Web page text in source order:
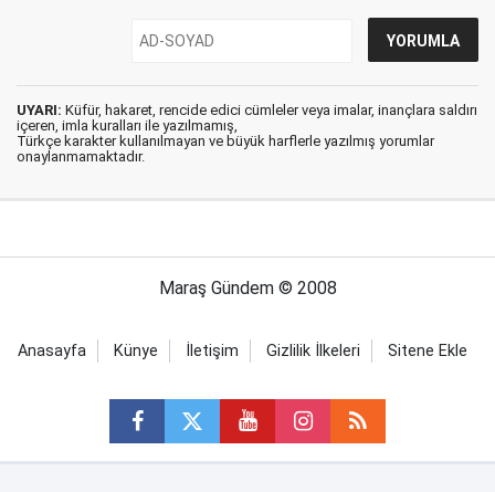
UYARI: Küfür, hakaret, rencide edici cümleler veya imalar, inançlara saldırı
içeren, imla kuralları ile yazılmamış,
Türkçe karakter kullanılmayan ve büyük harflerle yazılmış yorumlar
onaylanmamaktadır.
Maraş Gündem © 2008
Anasayfa Künye İletişim Gizlilik İlkeleri Sitene Ekle